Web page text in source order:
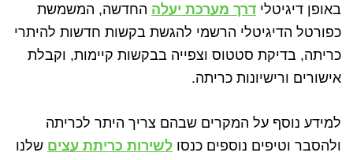
באופן דיגיטלי דרך מערכת יעלה החדשה, המשמשת
כפורטל הדיגיטלי הרשמי להגשת בקשות חדשות להיתרי
כריתה, בדיקת סטטוס וצפייה בבקשות קיימות, וקבלת
אישורים ורישיונות כריתה.
למידע נוסף על המקרים שבהם צריך היתר לכריתה
ולהסבר וטיפים נוספים כנסו לשירות כריתת עצים שלנו